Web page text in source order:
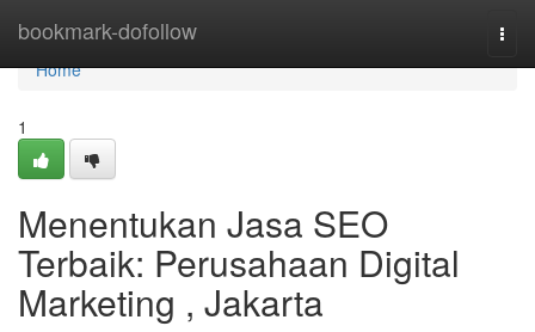
bookmark-dofollow
Home
Home
1
Menentukan Jasa SEO
Terbaik: Perusahaan Digital
Marketing , Jakarta